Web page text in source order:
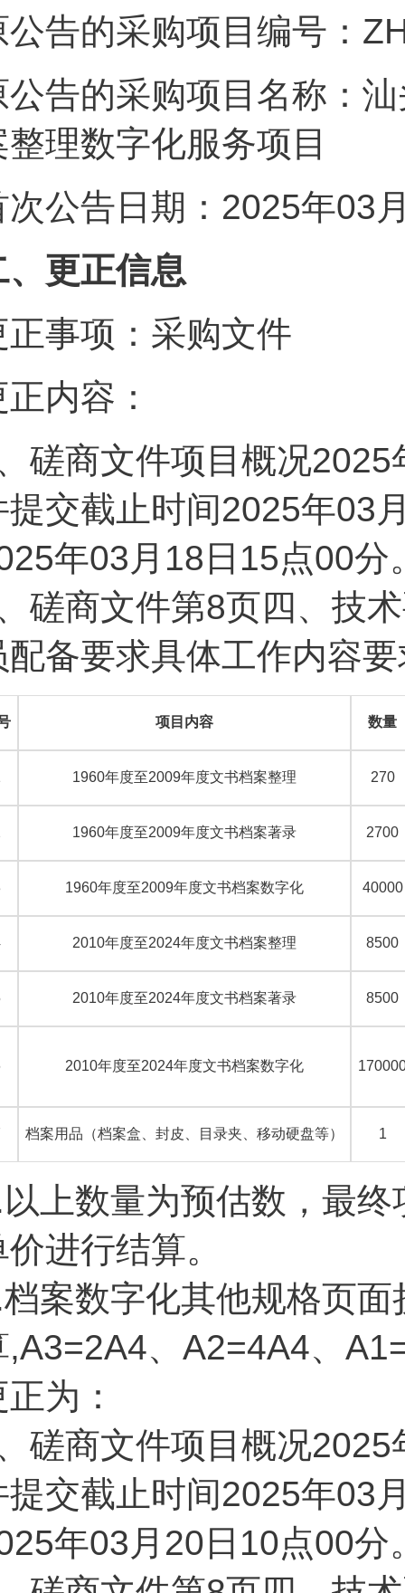
公告的采购项目
公告的采购项目名称：
整理数字化服
次公告日期：
、更正信息
正事项：采购文件
内容：
磋商文件项目概况
提交截止时间2025年03
年03月18日15点00分
磋商文件第8页四、技
配备要求具体工作内容
项目内容 数量
1960年度至2009年度文书档案整理 270
1960年度至2009年度文书档案著录 2700
1960年度至2009年度文书档案数字化 40000
2010年度至2024年度文书档案整理 8500
2010年度至2024年度文书档案著录 8500
2010年度至2024年度文书档案数字化
档案用品（档案盒、封皮、目录夹、移动硬盘等） 1
以上数量为预估数，最
进行结算。
案数字化其他规格页
,A3=2A4、A2=4A4、
为：
磋商文件项目概况
提交截止时间2025年03
年03月20日10点00分